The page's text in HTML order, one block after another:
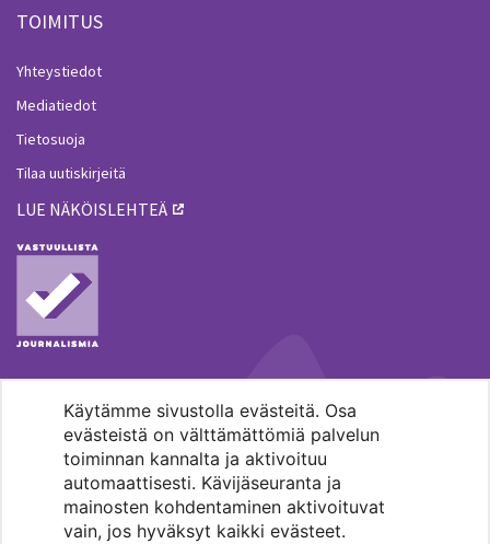
Käytämme sivustolla evästeitä. Osa
evästeistä on välttämättömiä palvelun
toiminnan kannalta ja aktivoituu
automaattisesti. Kävijäseuranta ja
mainosten kohdentaminen aktivoituvat
vain, jos hyväksyt kaikki evästeet.
TOIMITUS
Yhteystiedot
Mediatiedot
Tietosuoja
Tilaa uutiskirjeitä
LUE NÄKÖISLEHTEÄ
MENOHAKU